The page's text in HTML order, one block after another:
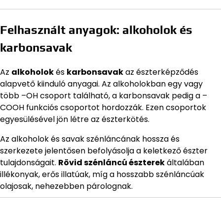
Felhasznált anyagok: alkoholok és
karbonsavak
Az alkoholokés karbonsavakaz észterképződés
alapvető kiinduló anyagai. Az alkoholokban egy vagy
több –OH csoport található, a karbonsavak pedig a –
COOH funkciós csoportot hordozzák. Ezen csoportok
egyesülésével jön létre az észterkötés.
Az alkoholok és savak szénláncának hossza és
szerkezete jelentősen befolyásolja a keletkező észter
tulajdonságait. Rövid szénláncú észterekáltalában
illékonyak, erős illatúak, míg a hosszabb szénláncúak
olajosak, nehezebben párolognak.